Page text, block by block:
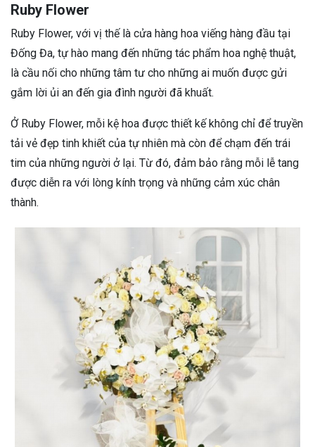
Ruby Flower
Ruby Flower, với vị thế là cửa hàng hoa viếng hàng đầu tại
Đống Đa, tự hào mang đến những tác phẩm hoa nghệ thuật,
là cầu nối cho những tâm tư cho những ai muốn được gửi
gắm lời ủi an đến gia đình người đã khuất.
Ở Ruby Flower, mỗi kệ hoa được thiết kế không chỉ để truyền
tải vẻ đẹp tinh khiết của tự nhiên mà còn để chạm đến trái
tim của những người ở lại. Từ đó, đảm bảo rằng mỗi lễ tang
được diễn ra với lòng kính trọng và những cảm xúc chân
thành.